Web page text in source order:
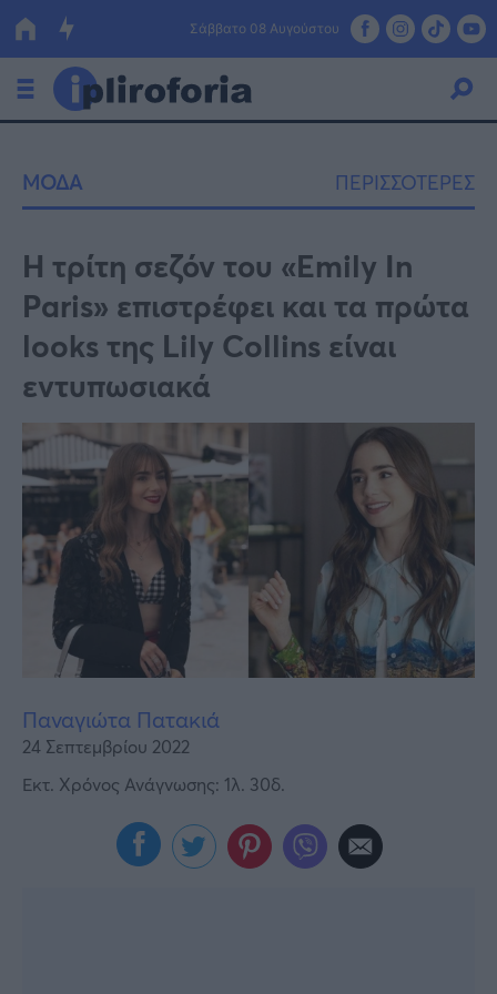
Σάββατο 08 Αυγούστου
Οικονομία
Πολιτική
Τράπεζες
Επιδοτήσεις
Κόσμος
Lifestyle
Αθλητικά
Υγεία
Γυναίκα
Καιρός
ΜΟΔΑ ΠΕΡΙΣΣΟΤΕΡΕΣ
H τρίτη σεζόν του «Emily In
Paris» επιστρέφει και τα πρώτα
looks της Lily Collins είναι
εντυπωσιακά
Παναγιώτα Πατακιά
24 Σεπτεμβρίου 2022
Εκτ. Χρόνος Ανάγνωσης: 1λ. 30δ.